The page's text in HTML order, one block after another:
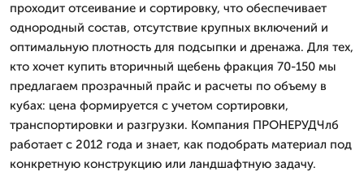
проходит отсеивание и сортировку, что обеспечивает
однородный состав, отсутствие крупных включений и
оптимальную плотность для подсыпки и дренажа. Для тех,
кто хочет купить вторичный щебень фракция 70-150 мы
предлагаем прозрачный прайс и расчеты по объему в
кубах: цена формируется с учетом сортировки,
транспортировки и разгрузки. Компания ПРОНЕРУДЧлб
работает с 2012 года и знает, как подобрать материал под
конкретную конструкцию или ландшафтную задачу.